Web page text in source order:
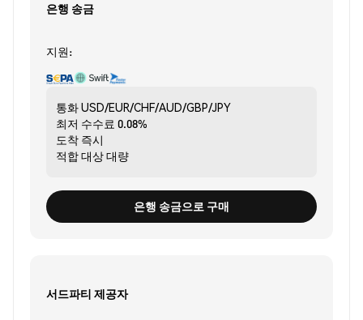
은행 송금
지원:
통화USD/EUR/CHF/AUD/GBP/JPY
최저 수수료 0.08%
도착 즉시
적합 대상대량
은행 송금으로 구매
서드파티 제공자